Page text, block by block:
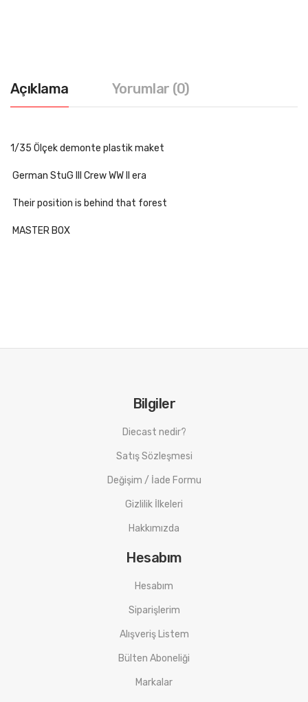
Açıklama Yorumlar (0)
1/35 Ölçek demonte plastik maket
German StuG III Crew WW II era
Their position is behind that forest
MASTER BOX
Bilgiler
Diecast nedir?
Satış Sözleşmesi
Değişim / İade Formu
Gizlilik İlkeleri
Hakkımızda
Hesabım
Hesabım
Siparişlerim
Alışveriş Listem
Bülten Aboneliği
Markalar